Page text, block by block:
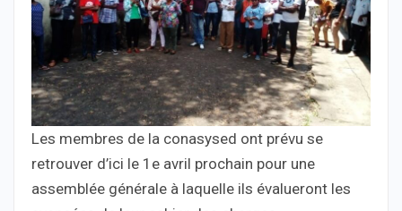
Les membres de la conasysed ont prévu se
retrouver d’ici le 1e avril prochain pour une
assemblée générale à laquelle ils évalueront les